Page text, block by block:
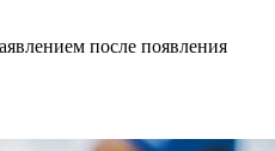
после появления